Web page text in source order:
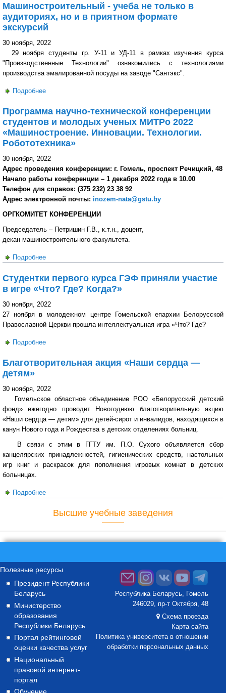
Машиностроительный - учеба не только в
аудиториях, но и в приятном формате
экскурсий
30 ноября, 2022
29 ноября студенты гр. У-11 и УД-11 в рамках изучения курса
"Производственные Технологии" ознакомились с технологиями
производства эмалированной посуды на заводе "Сантэкс".
Подробнее
Программа научно-технической конференции
студентов и молодых ученых МИТРо 2022
«Машиностроение. Инновации. Технологии.
Робототехника»
30 ноября, 2022
Адрес проведения конференции: г. Гомель, проспект Речицкий, 48
Начало работы конференции – 1 декабря 2022 года в 10.00
Телефон для справок: (375 232) 23 38 92
Адрес электронной почты: inozem-nata@gstu.by
ОРГКОМИТЕТ КОНФЕРЕНЦИИ
Председатель – Петришин Г.В., к.т.н., доцент,
декан машиностроительного факультета.
Подробнее
Инновации. Технологии. Робототехника»
Студентки первого курса ГЭФ приняли участие
в игре «Что? Где? Когда?»
30 ноября, 2022
27 ноября в молодежном центре Гомельской епархии Белорусской
Православной Церкви прошла интеллектуальная игра «Что? Где?
Подробнее
Благотворительная акция «Наши сердца —
детям»
30 ноября, 2022
Гомельское областное объединение РОО «Белорусский детский
фонд» ежегодно проводит Новогоднюю благотворительную акцию
«Наши сердца — детям» для детей-сирот и инвалидов, находящихся в
канун Нового года и Рождества в детских отделениях больниц.
В связи с этим в ГГТУ им. П.О. Сухого объявляется сбор
канцелярских принадлежностей, гигиенических средств, настольных
игр книг и раскрасок для пополнения игровых комнат в детских
больницах.
Подробнее
Высшие учебные заведения
Полезные ресурсы
Президент Республики
Беларусь
Министерство
образования
Республики Беларусь
Портал рейтинговой
оценки качества услуг
Национальный
правовой интернет-
портал
Республика Беларусь, Гомель
246029, пр-т Октября, 48
Схема проезда
Карта сайта
Политика университета в отношении
обработки персональных данных